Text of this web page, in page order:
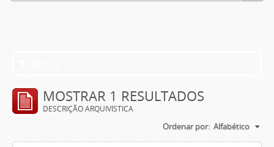
MOSTRAR 1 RESULTADOS
DESCRIÇÃO ARQUIVÍSTICA
Ordenar por: Alfabético